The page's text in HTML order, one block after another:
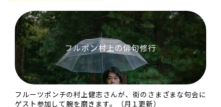
フルポン村上の俳句修行
フルーツポンチの村上健志さんが、街のさまざまな句会に
ゲスト参加して腕を磨きます。（月１更新）